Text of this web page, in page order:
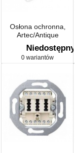
Osłona ochronna,
Artec/Antique
Niedostępny
0 wariantów